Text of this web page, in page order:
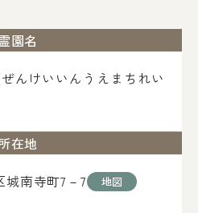
園名
んけいいんうえまちれい
在地
南寺町7－7
地図